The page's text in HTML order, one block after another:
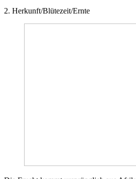
2. Herkunft/Blütezeit/Ernte